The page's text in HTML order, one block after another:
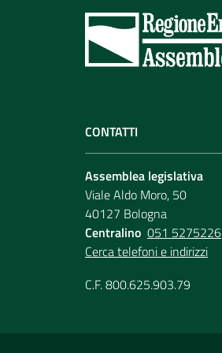
CONTATTI
Assemblea legislativa
Viale Aldo Moro, 50
40127 Bologna
Centralino 051 5275226
Cerca telefoni e indirizzi
C.F. 800.625.903.79